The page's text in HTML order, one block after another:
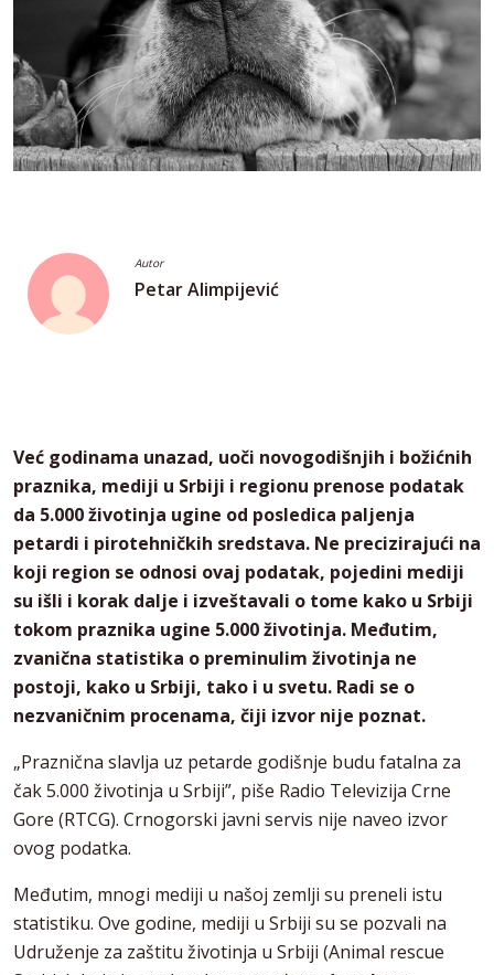
Autor
Petar Alimpijević
Već godinama unazad, uoči novogodišnjih i božićnih
praznika, mediji u Srbiji i regionu prenose podatak
da 5.000 životinja ugine od posledica paljenja
petardi i pirotehničkih sredstava. Ne precizirajući na
koji region se odnosi ovaj podatak, pojedini mediji
su išli i korak dalje i izveštavali o tome kako u Srbiji
tokom praznika ugine 5.000 životinja. Međutim,
zvanična statistika o preminulim životinja ne
postoji, kako u Srbiji, tako i u svetu. Radi se o
nezvaničnim procenama, čiji izvor nije poznat.
„Praznična slavlja uz petarde godišnje budu fatalna za
čak 5.000 životinja u Srbiji”, piše Radio Televizija Crne
Gore (RTCG). Crnogorski javni servis nije naveo izvor
ovog podatka.
Međutim, mnogi mediji u našoj zemlji su preneli istu
statistiku. Ove godine, mediji u Srbiji su se pozvali na
Udruženje za zaštitu životinja u Srbiji (Animal rescue